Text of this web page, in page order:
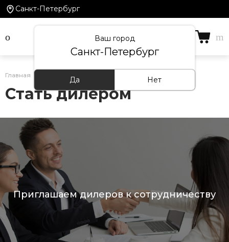
Санкт-Петербург
Ваш город
Санкт-Петербург
Да Нет
Главная Сотрудничество Стать дилером
Стать дилером
Приглашаем дилеров к сотрудничеству